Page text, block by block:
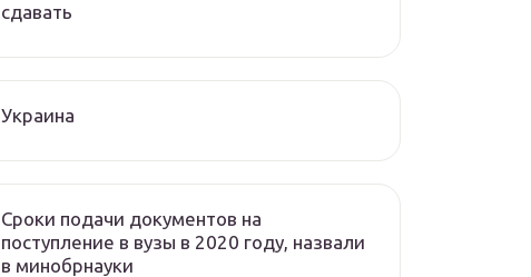
сдавать
Украина
Сроки подачи документов на
поступление в вузы в 2020 году, назвали
в минобрнауки